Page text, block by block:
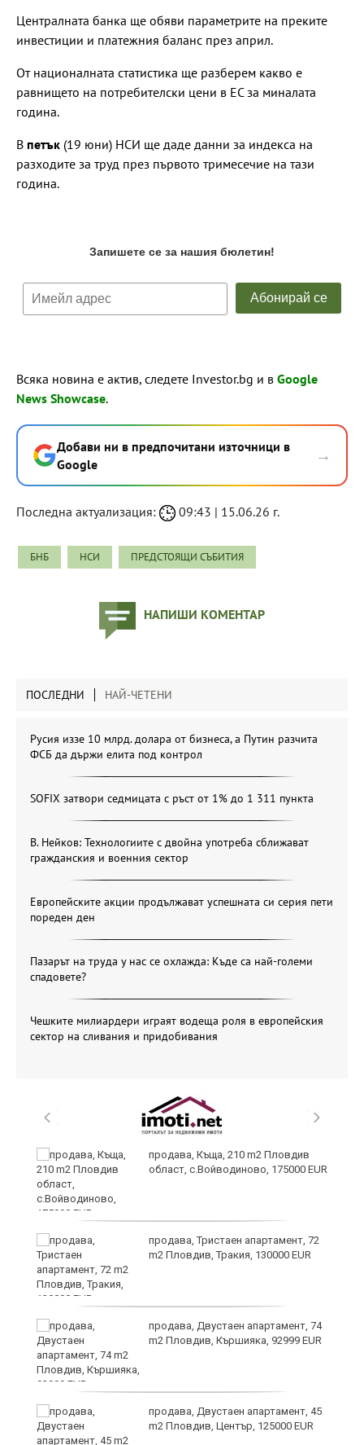
Централната банка ще обяви параметрите на преките
инвестиции и платежния баланс през април.
От националната статистика ще разберем какво е
равнището на потребителски цени в ЕС за миналата
година.
В петък (19 юни) НСИ ще даде данни за индекса на
разходите за труд през първото тримесечие на тази
година.
Всяка новина е актив, следете Investor.bg и в Google
News Showcase.
Добави ни в предпочитани източници в
Google
→
Последна актуализация: 09:43 | 15.06.26 г.
БНБ НСИ ПРЕДСТОЯЩИ СЪБИТИЯ
НАПИШИ КОМЕНТАР
ПОСЛЕДНИ НАЙ-ЧЕТЕНИ
Русия иззе 10 млрд. долара от бизнеса, а Путин разчита
ФСБ да държи елита под контрол
SOFIX затвори седмицата с ръст от 1% до 1 311 пункта
В. Нейков: Технологиите с двойна употреба сближават
гражданския и военния сектор
Европейските акции продължават успешната си серия пети
пореден ден
Пазарът на труда у нас се охлажда: Къде са най-големи
спадовете?
Чешките милиардери играят водеща роля в европейския
сектор на сливания и придобивания
продава, Къща, 210 m2 Пловдив
област, с.Войводиново, 175000 EUR
продава, Тристаен апартамент, 72
m2 Пловдив, Тракия, 130000 EUR
продава, Двустаен апартамент, 74
m2 Пловдив, Кършияка, 92999 EUR
продава, Двустаен апартамент, 45
m2 Пловдив, Център, 125000 EUR